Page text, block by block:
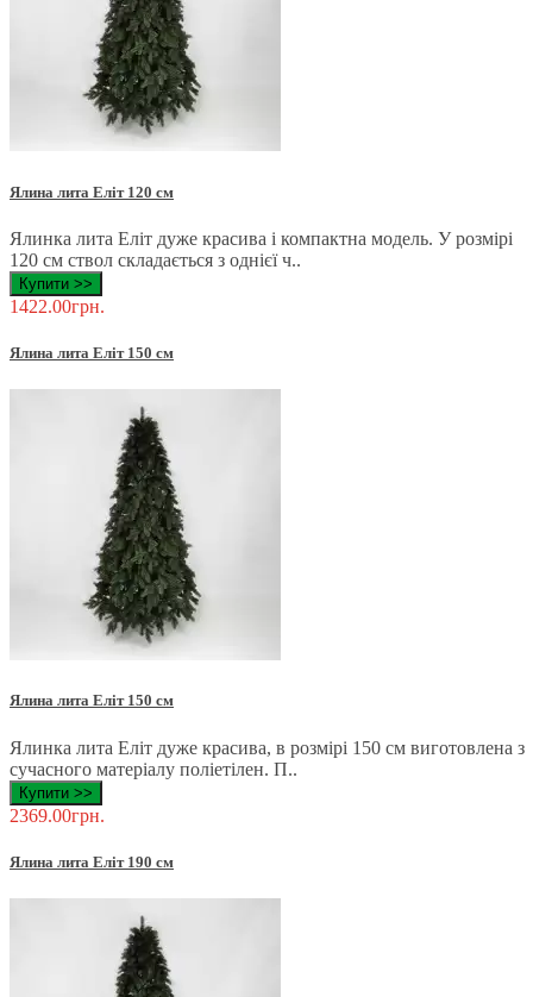
Ялина лита Еліт 120 см
Ялинка лита Еліт дуже красива і компактна модель. У розмірі
120 см ствол складається з однієї ч..
Купити >>
1422.00грн.
Ялина лита Еліт 150 см
Ялина лита Еліт 150 см
Ялинка лита Еліт дуже красива, в розмірі 150 см виготовлена з
сучасного матеріалу поліетілен. П..
Купити >>
2369.00грн.
Ялина лита Еліт 190 см